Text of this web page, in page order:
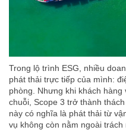
Trong lộ trình ESG, nhiều
phát thải trực tiếp của mình:
phòng. Nhưng khi khách
chuỗi, Scope 3 trở thành
này có nghĩa là phát thải từ
vụ không còn nằm ngoài